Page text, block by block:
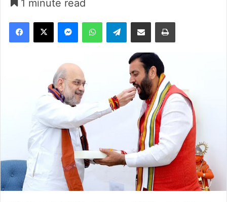
1 minute read
Facebook
X MessengerWhatsAppTelegramShare via Email Print